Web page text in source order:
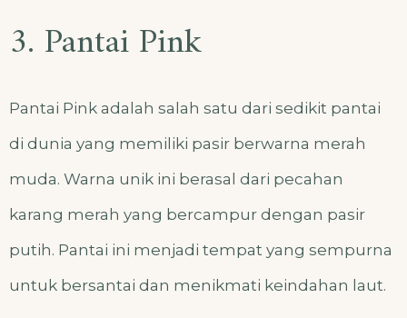
3. Pantai Pink
Pantai Pink adalah salah satu dari sedikit pantai
di dunia yang memiliki pasir berwarna merah
muda. Warna unik ini berasal dari pecahan
karang merah yang bercampur dengan pasir
putih. Pantai ini menjadi tempat yang sempurna
untuk bersantai dan menikmati keindahan laut.